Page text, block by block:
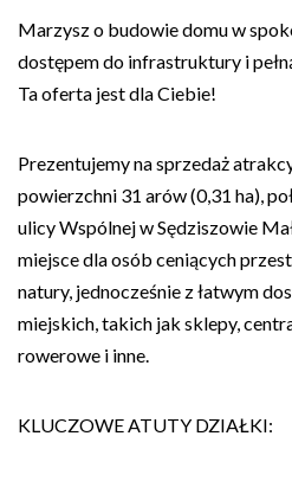
Marzysz o budowie domu w
dostępem do infrastruktury i
Ta oferta jest dla Ciebie!
Prezentujemy na sprzedaż
powierzchni 31 arów (0,31 ha),
ulicy Wspólnej w Sędziszowie
miejsce dla osób ceniących
natury, jednocześnie z łatwym
miejskich, takich jak sklepy,
rowerowe i inne.
KLUCZOWE ATUTY DZIAŁKI: